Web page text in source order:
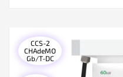
CCS-2
CHAdeMO
Gb/T-DC